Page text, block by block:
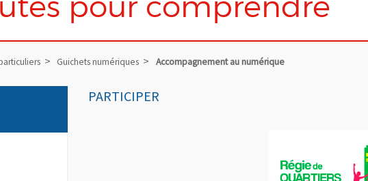
Guichets numériques Accompagnement au numérique
PARTICIPER